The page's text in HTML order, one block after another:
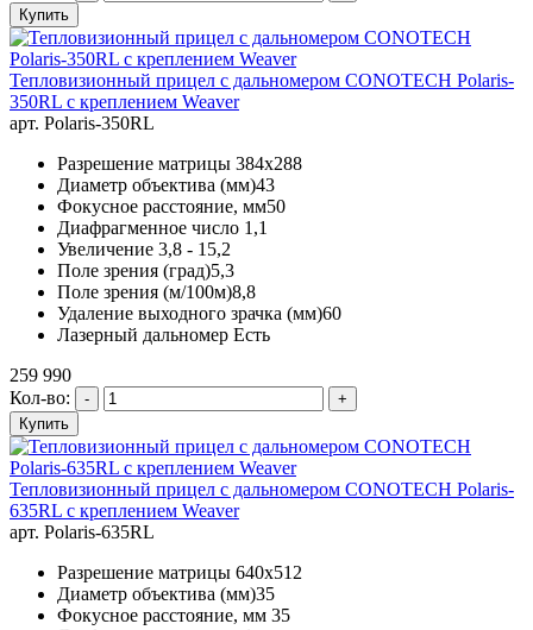
Тепловизионный прицел с дальномером CONOTECH Polaris-
350RL с креплением Weaver
арт. Polaris-350RL
Разрешение матрицы 384x288
Диаметр объектива (мм)43
Фокусное расстояние, мм50
Диафрагменное число 1,1
Увеличение 3,8 - 15,2
Поле зрения (град)5,3
Поле зрения (м/100м)8,8
Удаление выходного зрачка (мм)60
Лазерный дальномер Есть
259 990
Кол-во:
Тепловизионный прицел с дальномером CONOTECH Polaris-
635RL с креплением Weaver
арт. Polaris-635RL
Разрешение матрицы 640x512
Диаметр объектива (мм)35
Фокусное расстояние, мм 35